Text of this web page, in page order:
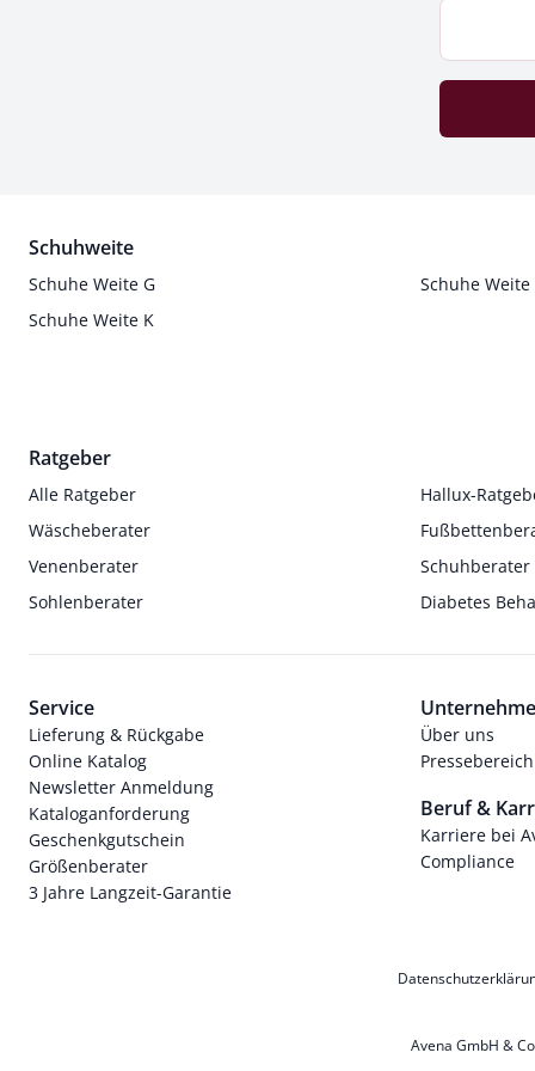
Schuhweite
Schuhe Weite G
Schuhe Weite
Schuhe Weite K
Ratgeber
Alle Ratgeber
Hallux-
Wäscheberater
Venenberater
Schuhberater
Sohlenberater
Diabetes
Service
Lieferung & Rückgabe
Online Katalog
Newsletter Anmeldung
Kataloganforderung
Geschenkgutschein
Größenberater
3 Jahre Langzeit-Garantie
Über uns
Pressebereich
Beruf &
Karriere bei
Compliance
Avena GmbH &